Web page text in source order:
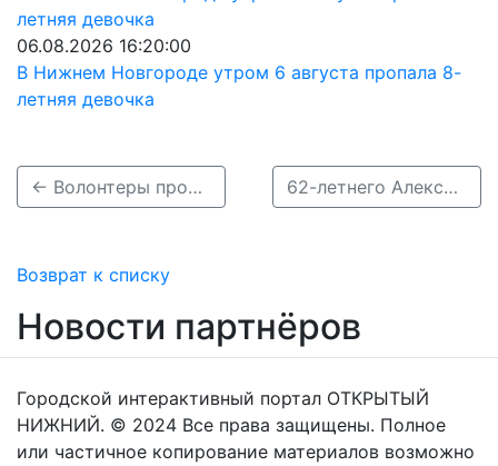
06.08.2026 16:20:00
В Нижнем Новгороде утром 6 августа пропала 8-
летняя девочка
← Волонтеры просят помощи в поиске пропавшего в Нижнем Новгороде Сергея Цылёва 62-летнего Александра Будылина разыскивают в Богородском районе →
Возврат к списку
Новости партнёров
Городской интерактивный портал ОТКРЫТЫЙ
НИЖНИЙ. © 2024 Все права защищены. Полное
или частичное копирование материалов возможно